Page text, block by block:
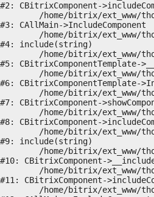
#2: CBitrixComponent-
#3: CAllMain->IncludeComponent
#4: include(string)
#5: CBitrixComponentTemplate-
#6: CBitrixComponentTemplate-
#7: CBitrixComponent-
#8: CBitrixComponent-
#9: include(string)
#10: CBitrixComponent-
#11: CBitrixComponent-